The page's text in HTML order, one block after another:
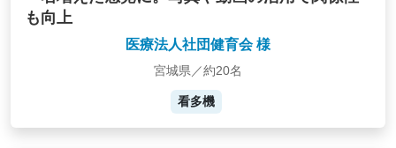
も向上
医療法人社団健育会 様
宮城県／約20名
看多機